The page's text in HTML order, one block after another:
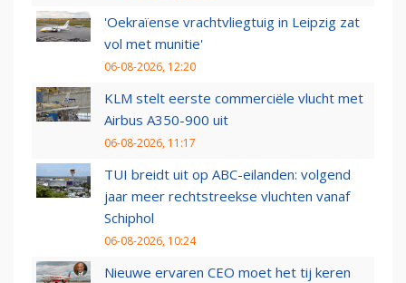
'Oekraïense vrachtvliegtuig in Leipzig zat
vol met munitie'
06-08-2026, 12:20
KLM stelt eerste commerciële vlucht met
Airbus A350-900 uit
06-08-2026, 11:17
TUI breidt uit op ABC-eilanden: volgend
jaar meer rechtstreekse vluchten vanaf
Schiphol
06-08-2026, 10:24
Nieuwe ervaren CEO moet het tij keren